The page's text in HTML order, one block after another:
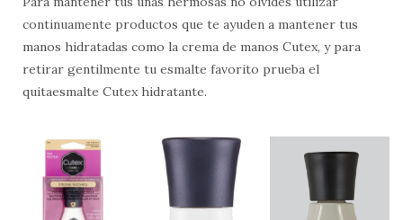
continuamente productos que te ayuden a mantener tus
manos hidratadas como la crema de manos Cutex, y para
retirar gentilmente tu esmalte favorito prueba el
quitaesmalte Cutex hidratante.